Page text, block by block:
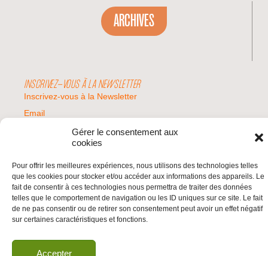
Gérer le consentement aux
cookies
Pour offrir les meilleures expériences, nous utilisons des technologies telles
que les cookies pour stocker et/ou accéder aux informations des appareils. Le
fait de consentir à ces technologies nous permettra de traiter des données
telles que le comportement de navigation ou les ID uniques sur ce site. Le fait
de ne pas consentir ou de retirer son consentement peut avoir un effet négatif
sur certaines caractéristiques et fonctions.
Accepter
ARCHIVES
INSCRIVEZ-VOUS À LA NEWSLETTER
Inscrivez-vous à la Newsletter
Email
Valider
© 2026 | BDS France | Boycott Désinvestissement Sanctions, la réponse
citoyenne et non-violente à l'impunité d'Israël |